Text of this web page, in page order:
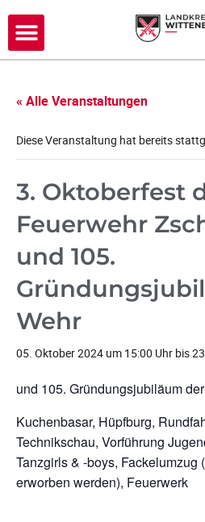
« Alle Veranstaltungen
Diese Veranstaltung hat bereits
3. Oktoberfest
Feuerwehr
und 105.
Wehr
05. Oktober 2024 um 15:00 Uhr bis
und 105. Gründungsjubiläum
Kuchenbasar, Hüpfburg,
Technikschau, Vorführung
Tanzgirls & -boys, Fackelumzug
erworben werden), Feuerwerk